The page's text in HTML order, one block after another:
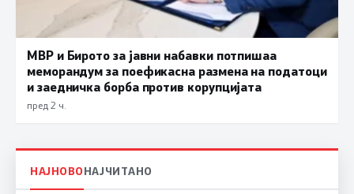
МВР и Бирото за јавни набавки потпишаа
меморандум за поефикасна размена на податоци
и заедничка борба против корупцијата
пред 2 ч.
НАЈНОВОНАЈЧИТАНО